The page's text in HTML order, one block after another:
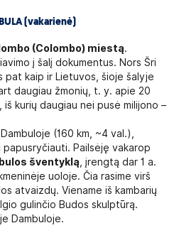
(vakarienė)
(Colombo) miestą.
į šalį dokumentus. Nors Šri
pat kaip ir Lietuvos, šioje šalyje
daugiau žmonių, t. y. apie 20
kurių daugiau nei pusė milijono –
(160 km, ~4 val.),
papusryčiauti. Pailsėję vakarop
šventyklą , įrengtą dar 1 a.
uoloje. Čia rasime virš
atvaizdų. Viename iš kambarių
gulinčio Budos skulptūrą.
Dambuloje.